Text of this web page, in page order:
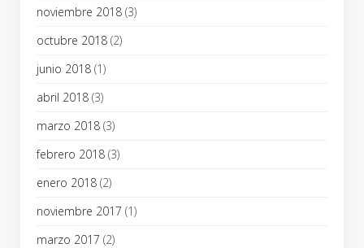
noviembre 2018 (3)
octubre 2018 (2)
junio 2018 (1)
abril 2018 (3)
marzo 2018 (3)
febrero 2018 (3)
enero 2018 (2)
noviembre 2017 (1)
marzo 2017 (2)